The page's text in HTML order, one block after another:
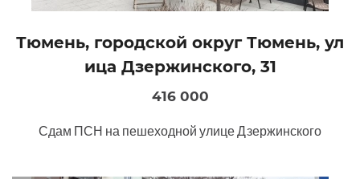
Тюмень, городской округ Тюмень, ул
ица Дзержинского, 31
416 000
Сдам ПСН на пешеходной улице Дзержинского